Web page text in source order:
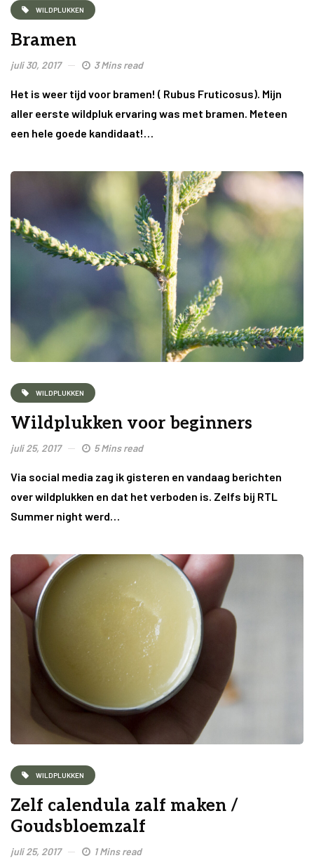
WILDPLUKKEN
Bramen
juli 30, 2017 3 Mins read
Het is weer tijd voor bramen! ( Rubus Fruticosus). Mijn
aller eerste wildpluk ervaring was met bramen. Meteen
een hele goede kandidaat!…
WILDPLUKKEN
Wildplukken voor beginners
juli 25, 2017 5 Mins read
Via social media zag ik gisteren en vandaag berichten
over wildplukken en dat het verboden is. Zelfs bij RTL
Summer night werd…
WILDPLUKKEN
Zelf calendula zalf maken /
Goudsbloemzalf
juli 25, 2017 1 Mins read